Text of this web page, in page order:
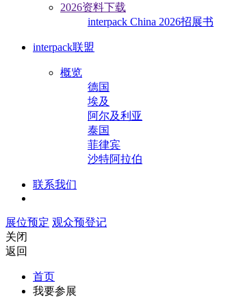
2026资料下载
interpack China 2026招展书
interpack联盟
概览
德国
埃及
阿尔及利亚
泰国
菲律宾
沙特阿拉伯
联系我们
展位预定 观众预登记
关闭
返回
首页
我要参展